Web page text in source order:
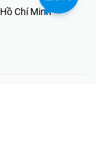
Chí Minh